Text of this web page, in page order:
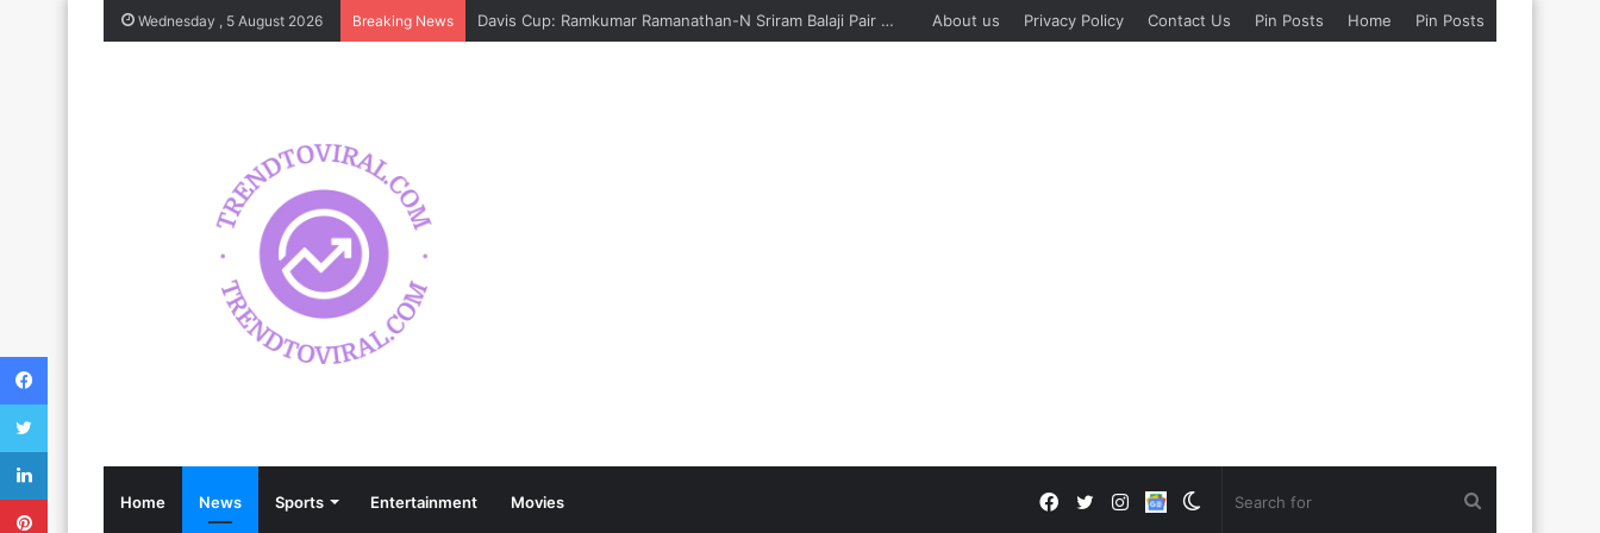
Wednesday , 5 August 2026 Breaking News About us Privacy Policy Contact Us Pin Posts Home Pin Posts
Home News Sports Entertainment Movies Switch
Google
Instagram
Twitter
Facebook